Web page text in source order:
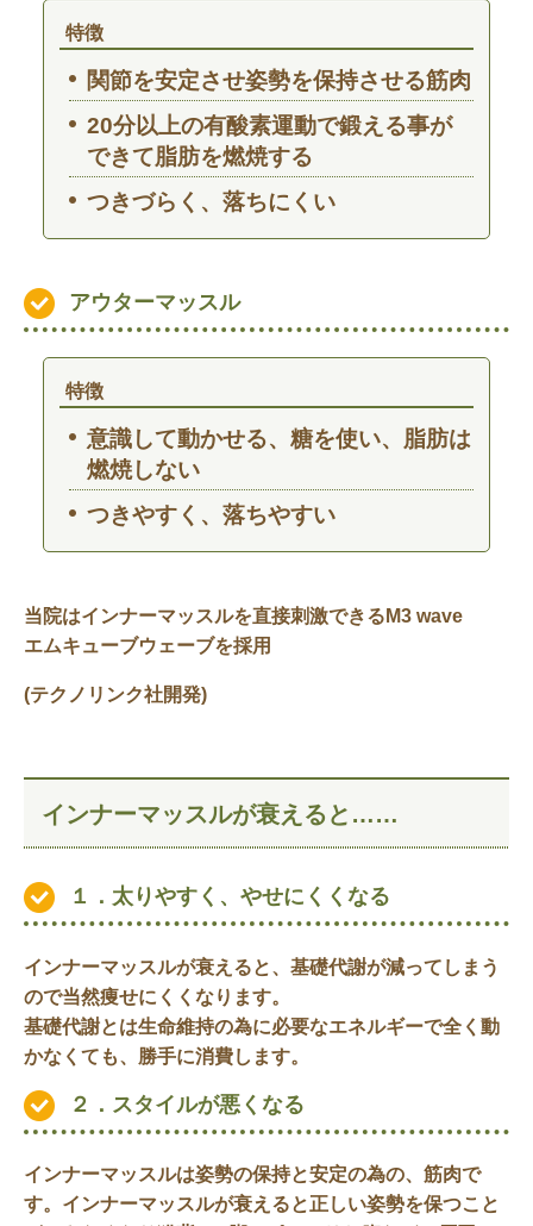
特徴
関節を安定させ姿勢を保持させる筋肉
20分以上の有酸素運動で鍛える事が
できて脂肪を燃焼する
つきづらく、落ちにくい
アウターマッスル
特徴
意識して動かせる、糖を使い、脂肪は
燃焼しない
つきやすく、落ちやすい
当院はインナーマッスルを直接刺激できるM3 wave
エムキューブウェーブを採用
(テクノリンク社開発)
インナーマッスルが衰えると……
１．太りやすく、やせにくくなる
インナーマッスルが衰えると、基礎代謝が減ってしまう
ので当然痩せにくくなります。
基礎代謝とは生命維持の為に必要なエネルギーで全く動
かなくても、勝手に消費します。
２．スタイルが悪くなる
インナーマッスルは姿勢の保持と安定の為の、筋肉で
す。インナーマッスルが衰えると正しい姿勢を保つこと